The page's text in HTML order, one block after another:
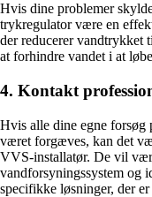
Hvis dine problemer
trykregulator være en
der reducerer vandtrykket
at forhindre vandet i at
4. Kontakt
Hvis alle dine egne forsøg
været forgæves, kan det
VVS-installatør. De vil
vandforsyningssystem og
specifikke løsninger, der